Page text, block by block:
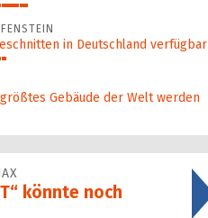
in Deutschland verfügbar
Gebäude der Welt werden
könnte noch